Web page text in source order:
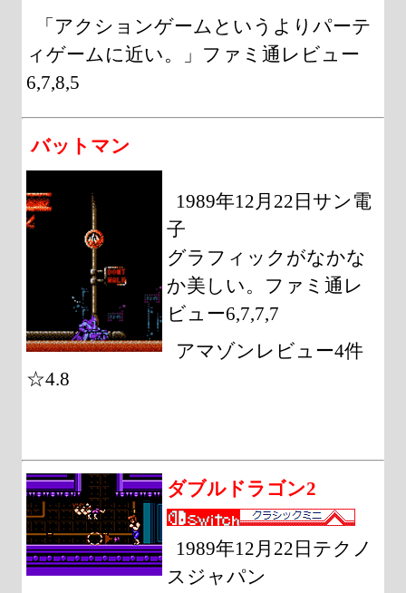
「アクションゲームというよりパーテ
ィゲームに近い。」ファミ通レビュー
6,7,8,5
バットマン
1989年12月22日サン電
子
グラフィックがなかな
か美しい。ファミ通レ
ビュー6,7,7,7
アマゾンレビュー4件
☆4.8
ダブルドラゴン2
1989年12月22日テクノ
スジャパン